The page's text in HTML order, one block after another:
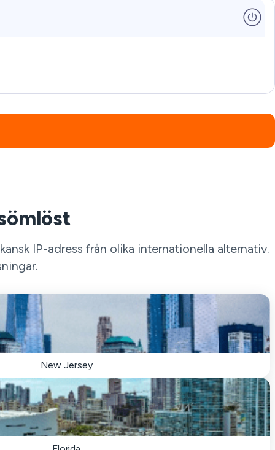
IP-adress från olika internationella alternativ.
New Jersey